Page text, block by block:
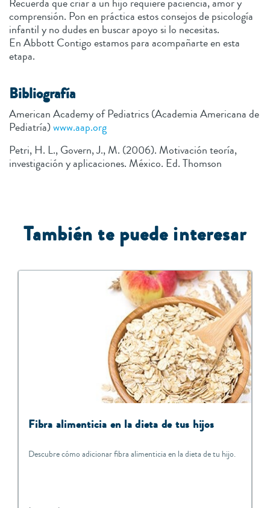
Recuerda que criar a un hijo requiere paciencia, amor y
comprensión. Pon en práctica estos consejos de psicología
infantil y no dudes en buscar apoyo si lo necesitas.
En Abbott Contigo estamos para acompañarte en esta
etapa.
Bibliografía
American Academy of Pediatrics (Academia Americana de
Pediatría)www.aap.org
Petri, H. L., Govern, J., M. (2006). Motivación teoría,
investigación y aplicaciones. México. Ed. Thomson
También te puede interesar
Fibra alimenticia en la dieta de tus hijos
Descubre cómo adicionar fibra alimenticia en la dieta de tu hijo.